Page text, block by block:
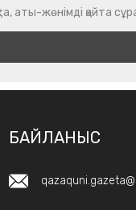
аты-жөнімді қайта
БАЙЛАНЫС